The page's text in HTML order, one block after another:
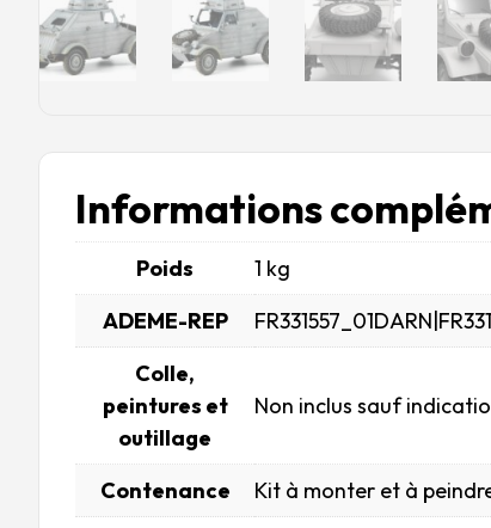
Informations
Poids
1 kg
ADEME-REP
Colle,
peintures et
outillage
Non inclus sauf
Contenance
Kit à monter et à